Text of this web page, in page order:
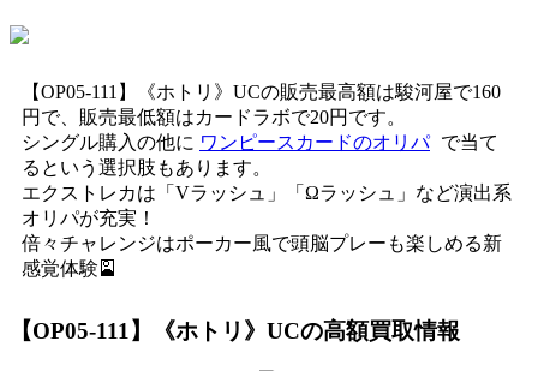
【OP05-111】《ホトリ》UCの販売最高額は駿河屋で160
円で、販売最低額はカードラボで20円です。
シングル購入の他に ワンピースカードのオリパ で当て
るという選択肢もあります。
エクストレカは「Vラッシュ」「Ωラッシュ」など演出系
オリパが充実！
倍々チャレンジはポーカー風で頭脳プレーも楽しめる新
感覚体験🎴
【OP05-111】《ホトリ》UCの高額買取情報